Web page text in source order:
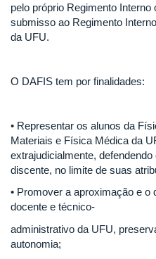
pelo próprio Regimento
submisso ao Regimento
da UFU.
O DAFIS tem por finalidades:
• Representar os alunos da
Materiais e Física Médica da
extrajudicialmente,
discente, no limite de suas
• Promover a aproximação e o
docente e técnico-
administrativo da UFU,
autonomia;